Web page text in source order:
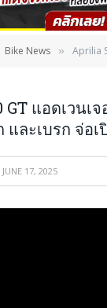
Bike News » Aprilia SR 400 GT
แอดเวนเจ
และเบรก จ่อ
JUNE 17, 2025